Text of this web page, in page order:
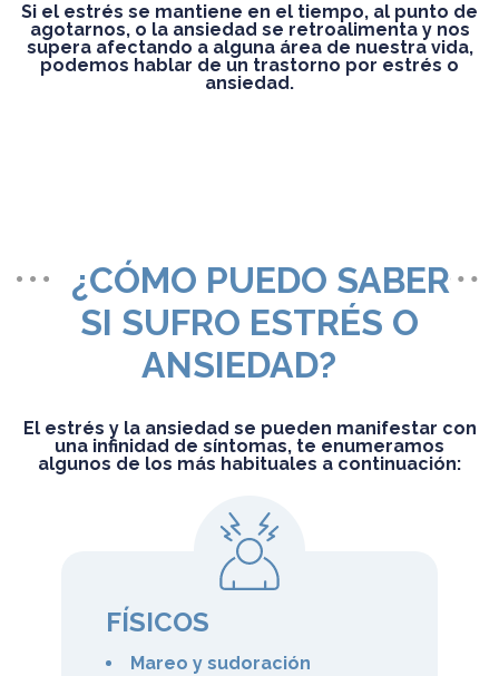
Si el estrés se mantiene en el tiempo, al punto de
agotarnos, o la ansiedad se retroalimenta y nos
supera afectando a alguna área de nuestra vida,
podemos hablar de un trastorno por estrés o
ansiedad.
¿CÓMO PUEDO SABER
SI SUFRO ESTRÉS O
ANSIEDAD?
El estrés y la ansiedad se pueden manifestar con
una infinidad de síntomas, te enumeramos
algunos de los más habituales a continuación:
FÍSICOS
Mareo y sudoración